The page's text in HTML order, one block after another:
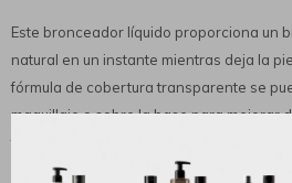
Este bronceador líquido proporciona un
natural en un instante mientras deja la
fórmula de cobertura transparente se
maquillaje o sobre la base para mejorar
Nutritivo + Hidratante: elaborado con